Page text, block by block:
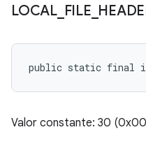
LOCAL_ FILE
public static final int
Valor constante: 30